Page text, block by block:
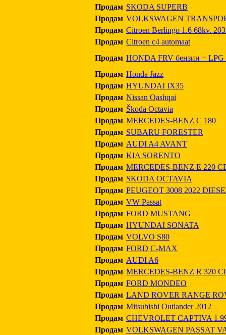
Продам SKODA SUPERB
Продам VOLKSWAGEN
Продам Citroen Berlingo 1.6 68kv.
Продам Citroen c4 automaat
Продам HONDA FRV бензин + LPG
Продам Honda Jazz
Продам HYUNDAI IX35
Продам Nissan Qashqai
Продам Škoda Octavia
Продам MERCEDES-BENZ C 180
Продам SUBARU FORESTER
Продам AUDI A4 AVANT
Продам KIA SORENTO
Продам MERCEDES-BENZ E 220
Продам SKODA OCTAVIA
Продам PEUGEOT 3008 2022
Продам VW Passat
Продам FORD MUSTANG
Продам HYUNDAI SONATA
Продам VOLVO S80
Продам FORD C-MAX
Продам AUDI A6
Продам MERCEDES-BENZ R 320
Продам FORD MONDEO
Продам LAND ROVER RANGE
Продам Mitsubishi Outlander 2012
Продам CHEVROLET CAPTIVA
Продам VOLKSWAGEN PASSAT